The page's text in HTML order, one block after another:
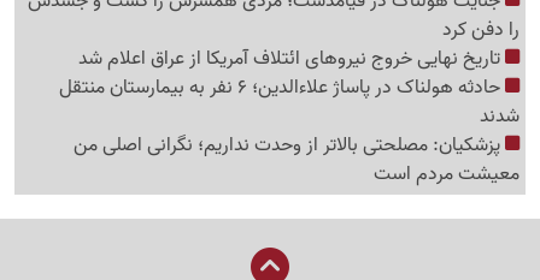
را دفن کرد
تاریخ نهایی خروج نیروهای ائتلاف آمریکا از عراق اعلام شد
حادثه هولناک در پاساژ علاءالدین؛ 6 نفر به بیمارستان منتقل
شدند
پزشکیان: مصلحتی بالاتر از وحدت نداریم؛ نگرانی اصلی من
معیشت مردم است